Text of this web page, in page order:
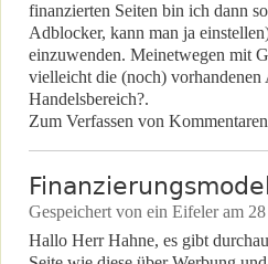
finanzierten Seiten bin ich dann
Adblocker, kann man ja
einzuwenden. Meinetwegen mit
vielleicht die (noch)
Handelsbereich?.
Zum Verfassen von
Finanzierungsmodell
Gespeichert von ein Eifeleram
Hallo Herr Hahne, es gibt